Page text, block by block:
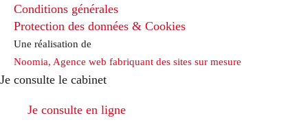
Conditions générales
Protection des données & Cookies
Une réalisation de
Noomia, Agence web fabriquant des sites sur mesure
Je consulte le cabinet
Je consulte en ligne